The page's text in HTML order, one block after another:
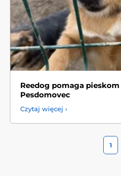
Reedog pomaga
Pesdomovec
Czytaj więcej ›
1